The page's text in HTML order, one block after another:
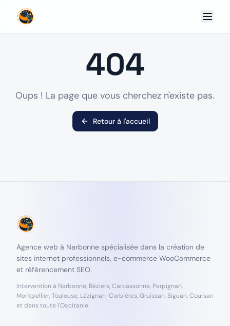
404
Oups ! La page que vous cherchez n'existe pas.
Retour à l'accueil
Agence web à Narbonne spécialisée dans la création de
sites internet professionnels, e-commerce WooCommerce
et référencement SEO.
Intervention à Narbonne, Béziers, Carcassonne, Perpignan,
Montpellier, Toulouse, Lézignan-Corbières, Gruissan, Sigean, Coursan
et dans toute l'Occitanie.